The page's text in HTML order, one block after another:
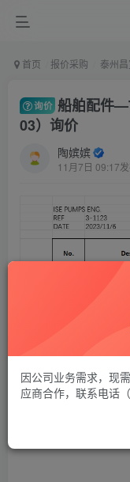
首页 报价采购 泰州
询价 船舶配件
03）询价
陶嫔嫔
11月7日 09:17
因公司业务需求，现
应商合作，联系电话